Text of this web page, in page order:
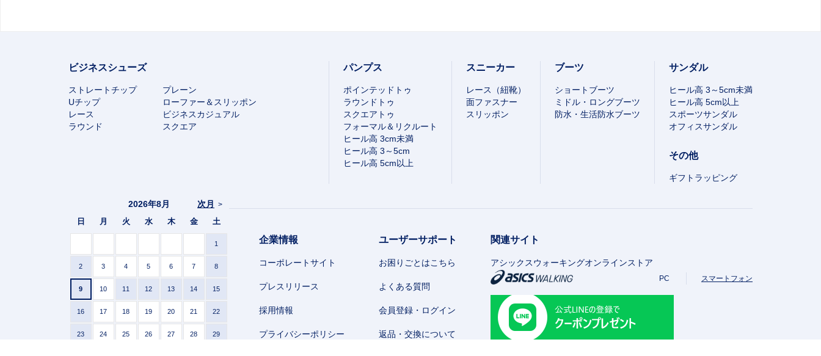
ビジネスシューズ
ストレートチップ
プレーン
Uチップ
ローファー＆スリッポン
レース
ビジネスカジュアル
ラウンド
スクエア
パンプス
ポインテッドトゥ
ラウンドトゥ
スクエアトゥ
フォーマル＆リクルート
ヒール高 3cm未満
ヒール高 3～5cm
ヒール高 5cm以上
スニーカー
レース（紐靴）
面ファスナー
スリッポン
ブーツ
ショートブーツ
ミドル・ロングブーツ
防水・生活防水ブーツ
サンダル
ヒール高 3～5cm未満
ヒール高 5cm以上
スポーツサンダル
オフィスサンダル
その他
ギフトラッピング
次月 >
2026年8月
日 月 火 水 木 金 土
1
2 3 4 5 6 7 8
9 10 11 12 13 14 15
16 17 18 19 20 21 22
23 24 25 26 27 28 29
企業情報
コーポレートサイト
プレスリリース
採用情報
プライバシーポリシー
ユーザーサポート
お困りごとはこちら
よくある質問
会員登録・ログイン
返品・交換について
関連サイト
アシックスウォーキングオンラインストア
PC スマートフォン